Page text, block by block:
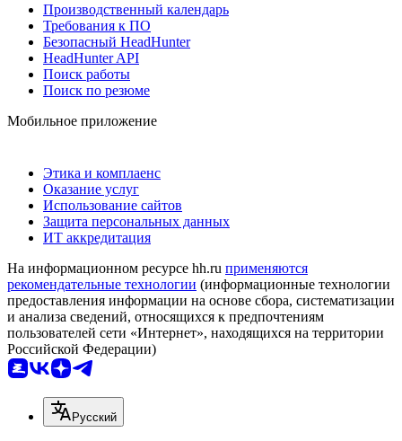
Производственный календарь
Требования к ПО
Безопасный HeadHunter
HeadHunter API
Поиск работы
Поиск по резюме
Мобильное приложение
Этика и комплаенс
Оказание услуг
Использование сайтов
Защита персональных данных
ИТ аккредитация
На информационном ресурсе hh.ru применяются
рекомендательные технологии (информационные технологии
предоставления информации на основе сбора, систематизации
и анализа сведений, относящихся к предпочтениям
пользователей сети «Интернет», находящихся на территории
Российской Федерации)
Русский